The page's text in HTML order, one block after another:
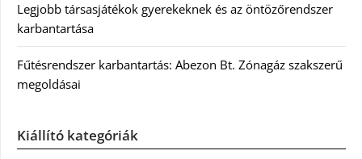
Legjobb társasjátékok gyerekeknek és az öntözőrendszer
karbantartása
Fűtésrendszer karbantartás: Abezon Bt. Zónagáz szakszerű
megoldásai
Kiállító kategóriák